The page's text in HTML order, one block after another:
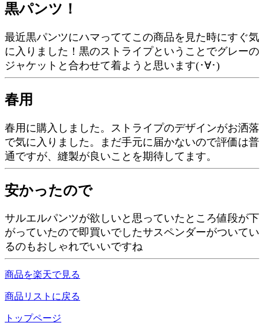
黒パンツ！
最近黒パンツにハマっててこの商品を見た時にすぐ気
に入りました！黒のストライプということでグレーの
ジャケットと合わせて着ようと思います(･∀･)
春用
春用に購入しました。ストライプのデザインがお洒落
で気に入りました。まだ手元に届かないので評価は普
通ですが、縫製が良いことを期待してます。
安かったので
サルエルパンツが欲しいと思っていたところ値段が下
がっていたので即買いでしたサスペンダーがついてい
るのもおしゃれでいいですね
商品を楽天で見る
商品リストに戻る
トップページ